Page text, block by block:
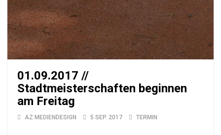
01.09.2017 //
Stadtmeisterschaften beginnen
am Freitag
AZ MEDIENDESIGN 5 SEP. 2017 TERMIN